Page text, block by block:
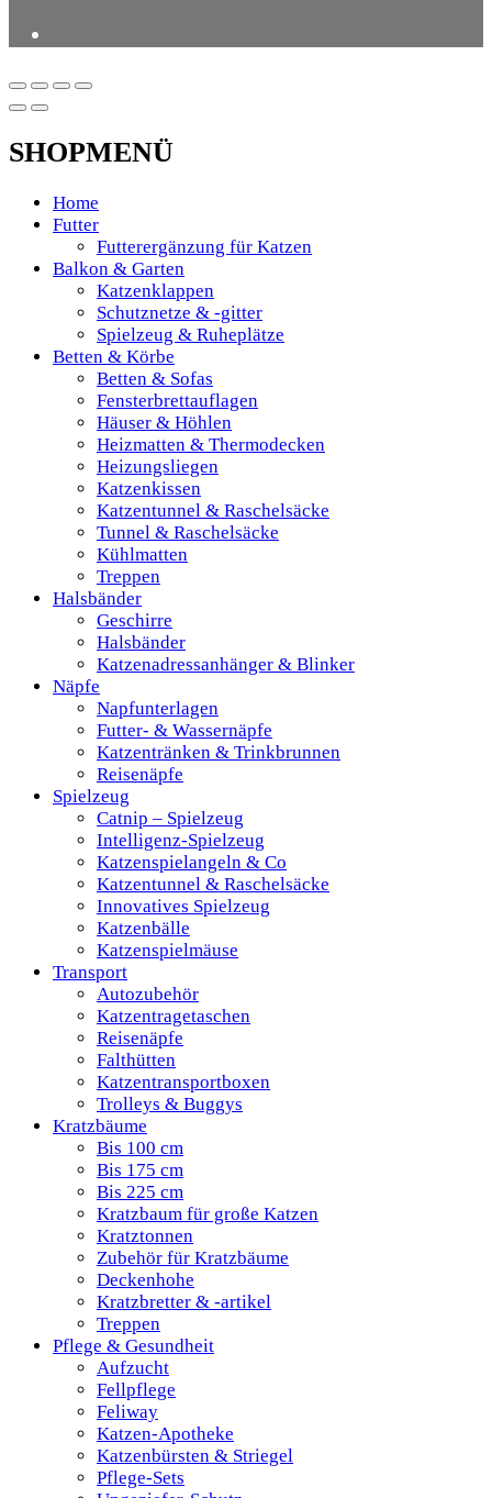
SHOPMENÜ
Home
Futter
Futterergänzung für Katzen
Balkon & Garten
Katzenklappen
Schutznetze & -gitter
Spielzeug & Ruheplätze
Betten & Körbe
Betten & Sofas
Fensterbrettauflagen
Häuser & Höhlen
Heizmatten & Thermodecken
Heizungsliegen
Katzenkissen
Katzentunnel & Raschelsäcke
Tunnel & Raschelsäcke
Kühlmatten
Treppen
Halsbänder
Geschirre
Halsbänder
Katzenadressanhänger & Blinker
Näpfe
Napfunterlagen
Futter- & Wassernäpfe
Katzentränken & Trinkbrunnen
Reisenäpfe
Spielzeug
Catnip – Spielzeug
Intelligenz-Spielzeug
Katzenspielangeln & Co
Katzentunnel & Raschelsäcke
Innovatives Spielzeug
Katzenbälle
Katzenspielmäuse
Transport
Autozubehör
Katzentragetaschen
Reisenäpfe
Falthütten
Katzentransportboxen
Trolleys & Buggys
Kratzbäume
Bis 100 cm
Bis 175 cm
Bis 225 cm
Kratzbaum für große Katzen
Kratztonnen
Zubehör für Kratzbäume
Deckenhohe
Kratzbretter & -artikel
Treppen
Pflege & Gesundheit
Aufzucht
Fellpflege
Feliway
Katzen-Apotheke
Katzenbürsten & Striegel
Pflege-Sets